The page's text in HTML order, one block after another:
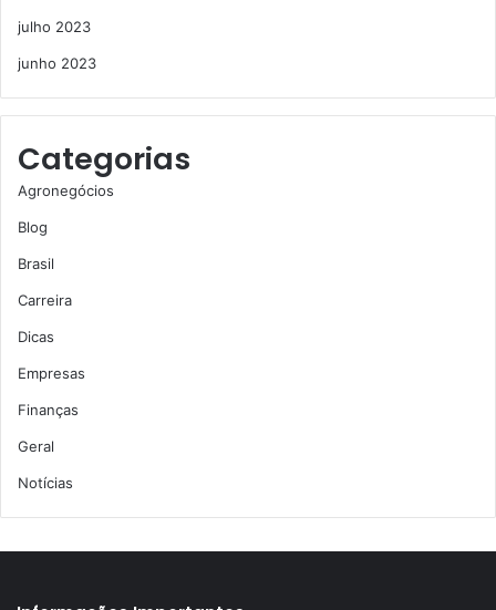
julho 2023
junho 2023
Categorias
Agronegócios
Blog
Brasil
Carreira
Dicas
Empresas
Finanças
Geral
Notícias